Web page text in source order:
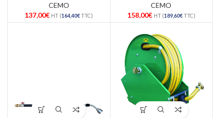
CEMO
137,00€ HT (164,40€TTC)
CEMO
158,00€ HT (189,60€TTC)